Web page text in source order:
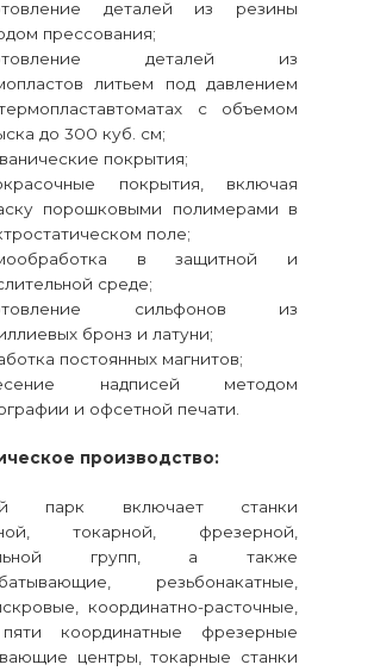
деталей из резины
прессования;
деталей из
литьем под давлением
с объемом
до 300 куб. см;
покрытия;
покрытия, включая
порошковыми полимерами в
поле;
в защитной и
среде;
сильфонов из
бронз и латуни;
постоянных магнитов;
надписей методом
и офсетной печати.
производство:
парк включает станки
токарной, фрезерной,
групп, а также
резьбонакатные,
координатно-расточные,
координатные фрезерные
центры, токарные станки